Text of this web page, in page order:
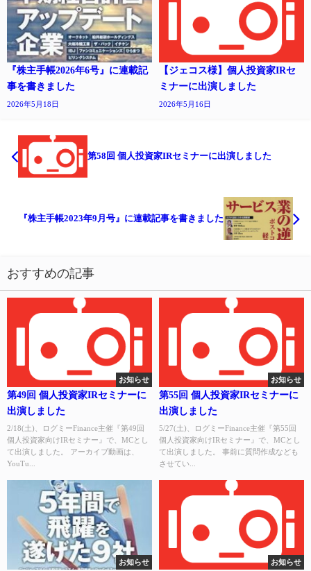
『株主手帳2026年6号』に連載記
事を書きました
2026年5月18日
【ジェコス様】個人投資家IRセ
ミナーに出演しました
2026年5月16日
第58回 個人投資家IRセミナーに出演しました
『株主手帳2023年9月号』に連載記事を書きました
おすすめの記事
お知らせ
第49回 個人投資家IRセミナーに
出演しました
2/18(土)、ログミーFinance主催『第49回
個人投資家向けIRセミナー』で、MCとし
て出演しました。 アーカイブ動画は、
YouTu...
お知らせ
第55回 個人投資家IRセミナーに
出演しました
5/27(土)、ログミーFinance主催『第55回
個人投資家向けIRセミナー』で、MCとし
て出演しました。 事前に質問作成なども
させてい...
お知らせ お知らせ